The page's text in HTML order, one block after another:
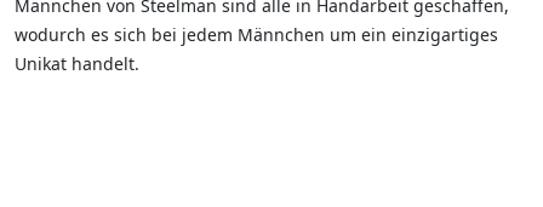
Männchen von Steelman sind alle in Handarbeit geschaffen,
wodurch es sich bei jedem Männchen um ein einzigartiges
Unikat handelt.